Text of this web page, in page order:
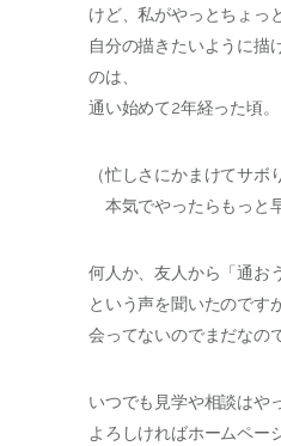
けど、私がやっとちょっ
自分の描きたいように描
のは、
通い始めて2年経った頃。
（忙しさにかまけてサボ
本気でやったらもっと
何人か、友人から「通お
という声を聞いたのですが
会ってないのでまだなの
いつでも見学や相談はや
よろしければホームペー